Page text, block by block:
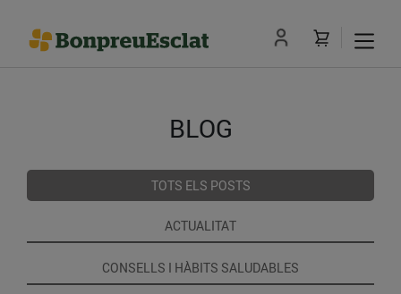
BLOG
TOTS ELS POSTS
ACTUALITAT
CONSELLS I HÀBITS SALUDABLES